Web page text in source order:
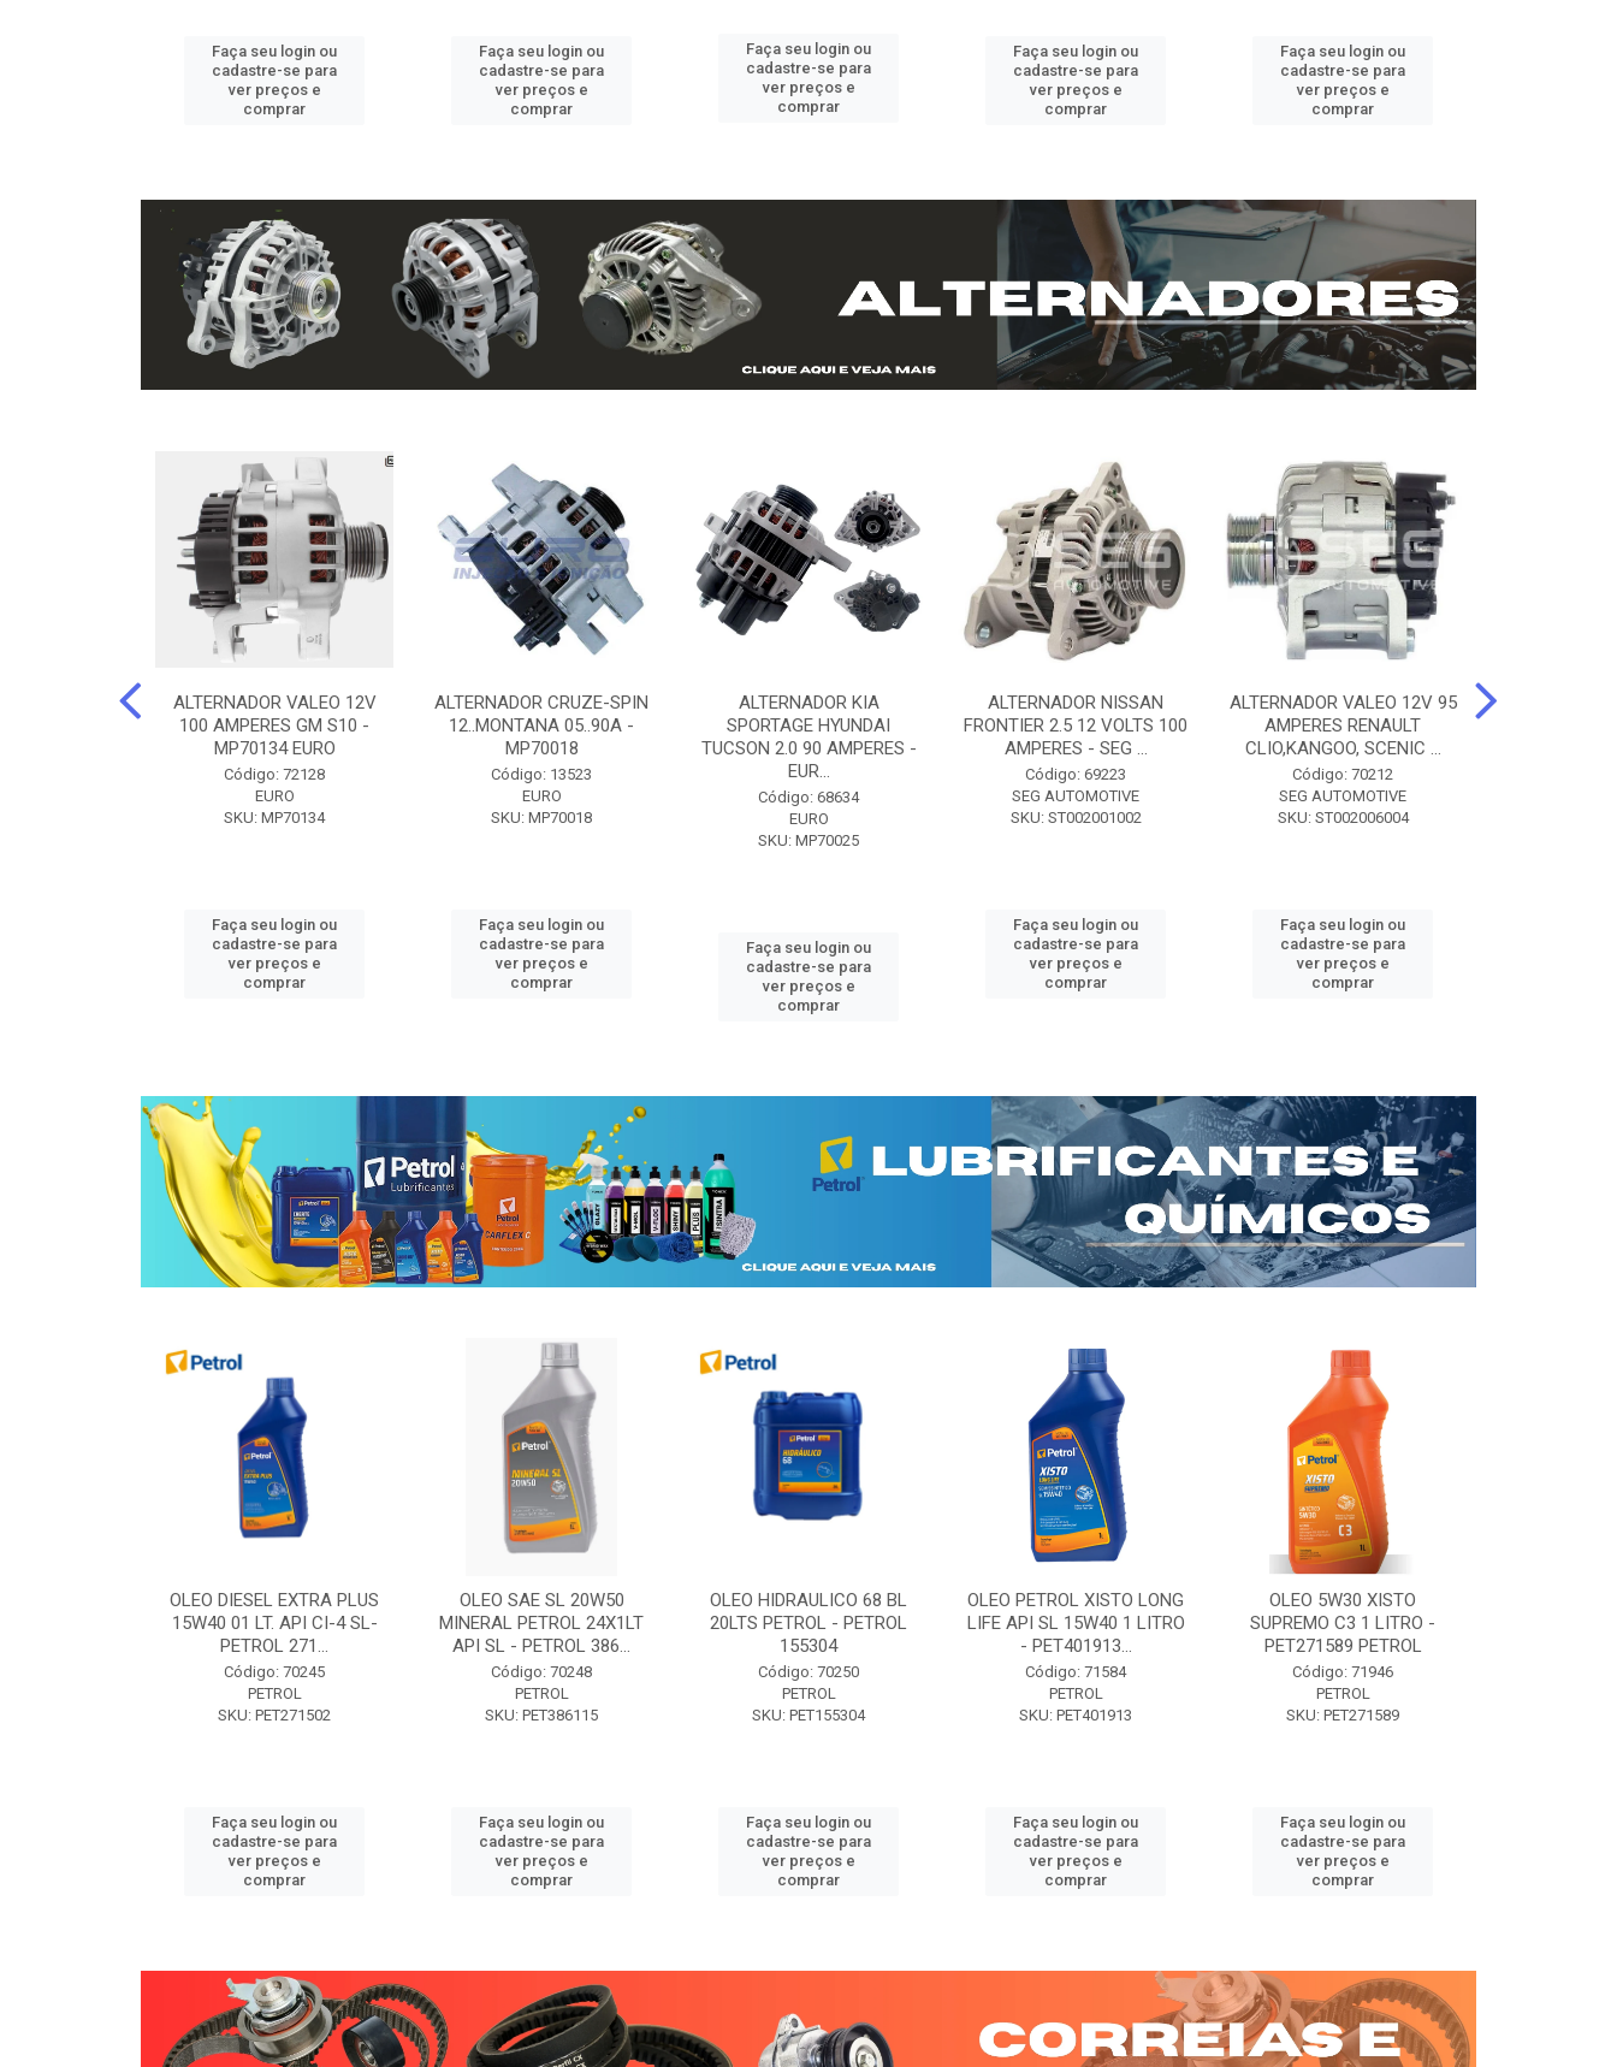
Faça seu login ou
cadastre-se para
ver preços e
comprar
Faça seu login ou
cadastre-se para
ver preços e
comprar
Faça seu login ou
cadastre-se para
ver preços e
comprar
Faça seu login ou
cadastre-se para
ver preços e
comprar
Faça seu login ou
cadastre-se para
ver preços e
comprar
ALTERNADOR VALEO 12V
100 AMPERES GM S10 -
MP70134 EURO
Código: 72128
EURO
SKU: MP70134
Faça seu login ou
cadastre-se para
ver preços e
comprar
ALTERNADOR CRUZE-SPIN
12..MONTANA 05..90A -
MP70018
Código: 13523
EURO
SKU: MP70018
Faça seu login ou
cadastre-se para
ver preços e
comprar
ALTERNADOR KIA
SPORTAGE HYUNDAI
TUCSON 2.0 90 AMPERES -
EUR...
Código: 68634
EURO
SKU: MP70025
Faça seu login ou
cadastre-se para
ver preços e
comprar
ALTERNADOR NISSAN
FRONTIER 2.5 12 VOLTS 100
AMPERES - SEG ...
Código: 69223
SEG AUTOMOTIVE
SKU: ST002001002
Faça seu login ou
cadastre-se para
ver preços e
comprar
ALTERNADOR VALEO 12V 95
AMPERES RENAULT
CLIO,KANGOO, SCENIC ...
Código: 70212
SEG AUTOMOTIVE
SKU: ST002006004
Faça seu login ou
cadastre-se para
ver preços e
comprar
OLEO DIESEL EXTRA PLUS
15W40 01 LT. API CI-4 SL-
PETROL 271...
Código: 70245
PETROL
SKU: PET271502
Faça seu login ou
cadastre-se para
ver preços e
comprar
OLEO SAE SL 20W50
MINERAL PETROL 24X1LT
API SL - PETROL 386...
Código: 70248
PETROL
SKU: PET386115
Faça seu login ou
cadastre-se para
ver preços e
comprar
OLEO HIDRAULICO 68 BL
20LTS PETROL - PETROL
155304
Código: 70250
PETROL
SKU: PET155304
Faça seu login ou
cadastre-se para
ver preços e
comprar
OLEO PETROL XISTO LONG
LIFE API SL 15W40 1 LITRO
- PET401913...
Código: 71584
PETROL
SKU: PET401913
Faça seu login ou
cadastre-se para
ver preços e
comprar
OLEO 5W30 XISTO
SUPREMO C3 1 LITRO -
PET271589 PETROL
Código: 71946
PETROL
SKU: PET271589
Faça seu login ou
cadastre-se para
ver preços e
comprar